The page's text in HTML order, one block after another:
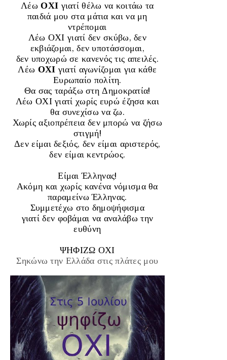
ΛέωΟΧΙ γιατί θέλω να κοιτάω τα
παιδιά μου στα μάτια και να μη
ντρέπομαι
Λέω ΟΧΙ γιατί δεν σκύβω, δεν
εκβιάζομαι, δεν υποτάσσομαι,
δεν υποχωρώ σε κανενός τις απειλές.
Λέω ΟΧΙ γιατί αγωνίζομαι για κάθε
Ευρωπαίο πολίτη.
Θα σας ταράξω στη Δημοκρατία!
Λέω ΟΧΙ γιατί χωρίς ευρώ έζησα και
θα συνεχίσω να ζω.
Χωρίς αξιοπρέπεια δεν μπορώ να ζήσω
στιγμή!
Δεν είμαι δεξιός, δεν είμαι αριστερός,
δεν είμαι κεντρώος.
Είμαι Έλληνας!
Ακόμη και χωρίς κανένα νόμισμα θα
παραμείνω Έλληνας.
Συμμετέχω στο δημοψήφισμα
γιατί δεν φοβάμαι να αναλάβω την
ευθύνη
ΨΗΦΙΖΩ ΟΧΙ
Σηκώνω την Ελλάδα στις πλάτες μου